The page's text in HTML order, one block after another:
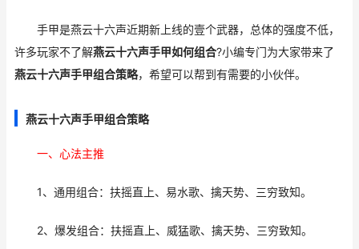
手甲是燕云十六声近期新上线的壹个武器，总体的强度不低，
许多玩家不了解燕云十六声手甲如何组合?小编专门为大家带来了
燕云十六声手甲组合策略，希望可以帮到有需要的小伙伴。
燕云十六声手甲组合策略
一、心法主推
1、通用组合：扶摇直上、易水歌、擒天势、三穷致知。
2、爆发组合：扶摇直上、威猛歌、擒天势、三穷致知。